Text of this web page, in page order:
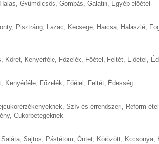
Halas, Gyümölcsös, Gombás, Galatin, Egyéb előétel
, Pisztráng, Lazac, Kecsege, Harcsa, Halászlé,
, Köret, Kenyérféle, Főzelék, Főétel , Feltét, Előétel ,
, Kenyérféle, Főzelék, Főétel , Feltét, Édesség
, Szív és érrendszeri, Reform
, Cukorbetegeknek
Saláta, Sajtos, Pástétom, Öntet, Körözött, Kocsonya,